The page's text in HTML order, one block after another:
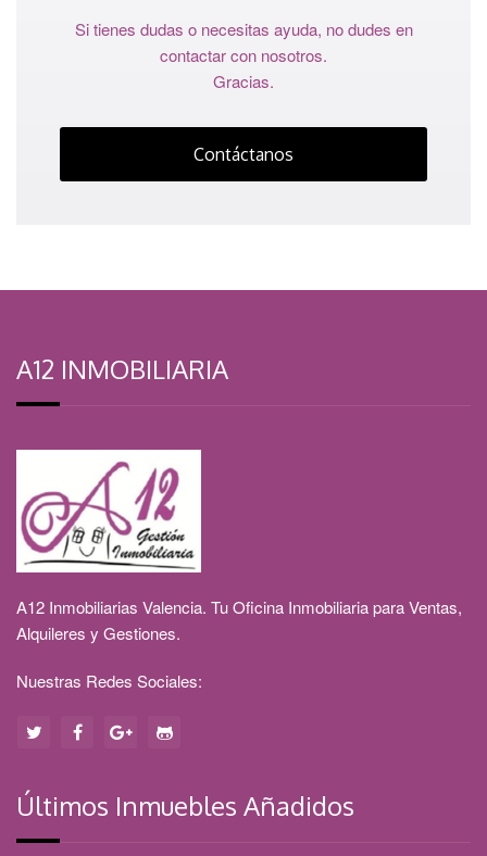
Si tienes dudas o necesitas ayuda, no dudes en
contactar con nosotros.
Gracias.
Contáctanos
A12 INMOBILIARIA
A12 Inmobiliarias Valencia. Tu Oficina Inmobiliaria para Ventas,
Alquileres y Gestiones.
Nuestras Redes Sociales:
Últimos Inmuebles Añadidos